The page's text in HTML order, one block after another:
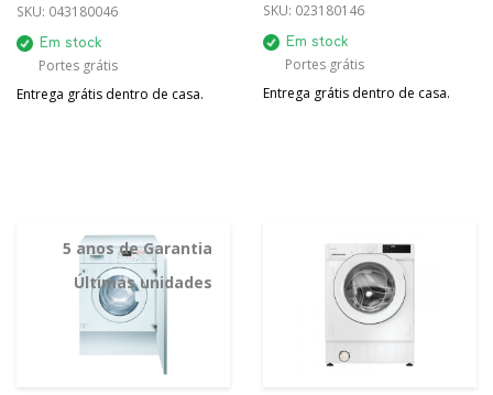
SKU: 043180046
Em stock
Portes grátis
Entrega grátis dentro de casa.
SKU: 023180146
Em stock
Portes grátis
Entrega grátis dentro de casa.
5 anos de Garantia
Últimas unidades